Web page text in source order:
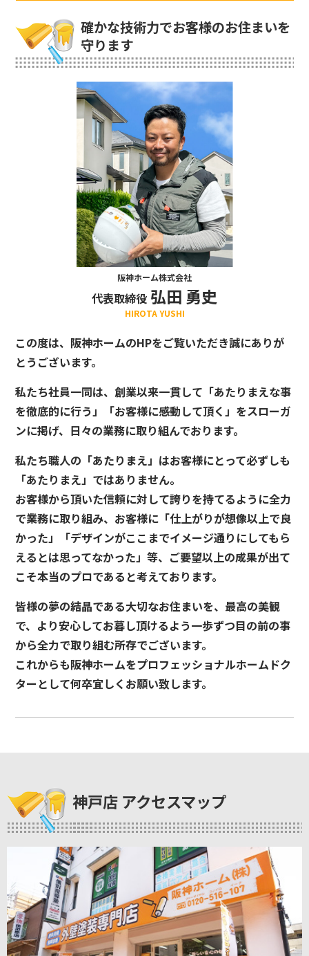
確かな技術力でお客様のお住まいを
守ります
阪神ホーム株式会社
代表取締役 弘田 勇史
HIROTA YUSHI
この度は、阪神ホームのHPをご覧いただき誠にありが
とうございます。
私たち社員一同は、創業以来一貫して「あたりまえな事
を徹底的に行う」「お客様に感動して頂く」をスローガ
ンに掲げ、日々の業務に取り組んでおります。
私たち職人の「あたりまえ」はお客様にとって必ずしも
「あたりまえ」ではありません。
お客様から頂いた信頼に対して誇りを持てるように全力
で業務に取り組み、お客様に「仕上がりが想像以上で良
かった」「デザインがここまでイメージ通りにしてもら
えるとは思ってなかった」等、ご要望以上の成果が出て
こそ本当のプロであると考えております。
皆様の夢の結晶である大切なお住まいを、最高の美観
で、より安心してお暮し頂けるよう一歩ずつ目の前の事
から全力で取り組む所存でございます。
これからも阪神ホームをプロフェッショナルホームドク
ターとして何卒宜しくお願い致します。
神戸店 アクセスマップ